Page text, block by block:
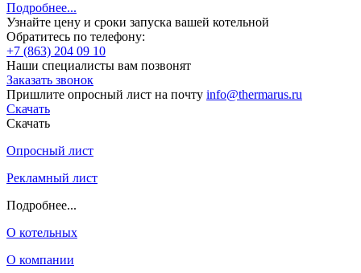
Подробнее...
Узнайте цену и сроки запуска вашей котельной
Обратитесь по телефону:
+7 (863) 204 09 10
Наши специалисты вам позвонят
Заказать звонок
Пришлите опросный лист на почту info@thermarus.ru
Скачать
Скачать
Опросный лист
Рекламный лист
Подробнее...
О котельных
О компании